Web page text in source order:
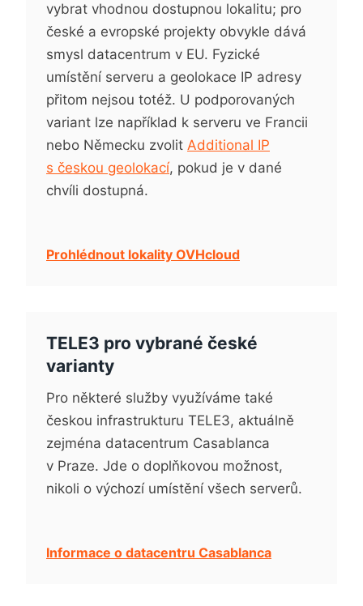
vybrat vhodnou dostupnou lokalitu; pro
české a evropské projekty obvykle dává
smysl datacentrum v EU. Fyzické
umístění serveru a geolokace IP adresy
přitom nejsou totéž. U podporovaných
variant lze například k serveru ve Francii
nebo Německu zvolit Additional IP
s českou geolokací, pokud je v dané
chvíli dostupná.
Prohlédnout lokality OVHcloud
TELE3 pro vybrané české
varianty
Pro některé služby využíváme také
českou infrastrukturu TELE3, aktuálně
zejména datacentrum Casablanca
v Praze. Jde o doplňkovou možnost,
nikoli o výchozí umístění všech serverů.
Informace o datacentru Casablanca